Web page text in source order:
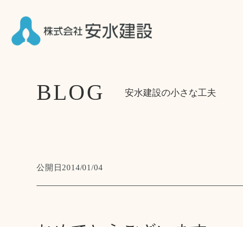
BLOG 安水建設の小さな工夫
公開日 2014/01/04